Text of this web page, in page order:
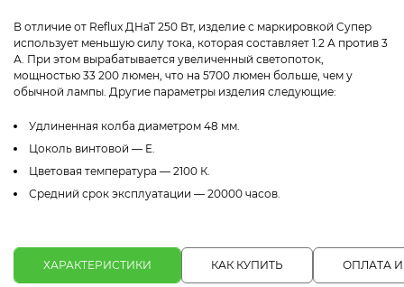
В отличие от Reflux ДНаТ 250 Вт, изделие с маркировкой Cупер
использует меньшую силу тока, которая составляет 1.2 А против 3
А. При этом вырабатывается увеличенный светопоток,
мощностью 33 200 люмен, что на 5700 люмен больше, чем у
обычной лампы. Другие параметры изделия следующие:
Удлиненная колба диаметром 48 мм.
Цоколь винтовой — E.
Цветовая температура — 2100 К.
Средний срок эксплуатации — 20000 часов.
ХАРАКТЕРИСТИКИ КАК КУПИТЬ ОПЛАТА